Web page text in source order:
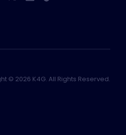
© 2026 K4G. All Rights Reserved.